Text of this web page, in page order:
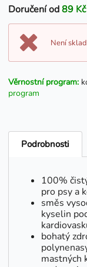
Doručení od89 Kč
Není
Věrnostní program:
program
Podrobnosti
100%
pro psy a
směs
kyselin
bohatý
mastných